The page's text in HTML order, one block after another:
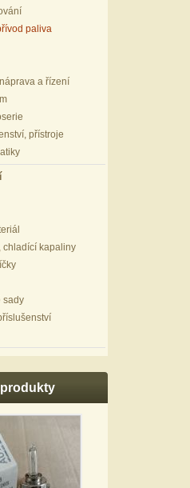
paliva
a řízení
přístroje
chladící kapaliny
sady